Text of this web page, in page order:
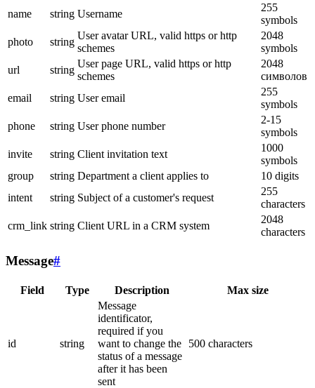
name string Username
255
symbols
photo
string
User avatar URL, valid https or http
schemes
2048
symbols
url
string
User page URL, valid https or http
schemes
2048
символов
email
string User email
255
symbols
phone
string User phone number
2-15
symbols
invite
string Client invitation text
1000
symbols
group
string Department a client applies to
10 digits
intent
string Subject of a customer's request
255
characters
crm_link string Client URL in a CRM system
2048
characters
Message#
Field Type Description Max size
id string
Message
identificator,
required if you
want to change the
status of a message
after it has been
sent
500 characters